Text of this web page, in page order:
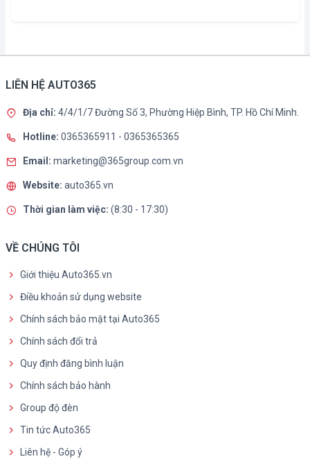
LIÊN HỆ AUTO365
Địa chỉ: 4/4/1/7 Đường Số 3, Phường Hiệp Bình, TP. Hồ Chí Minh.
Hotline: 0365365911 - 0365365365
Email: marketing@365group.com.vn
Website: auto365.vn
Thời gian làm việc: (8:30 - 17:30)
VỀ CHÚNG TÔI
Giới thiệu Auto365.vn
Điều khoản sử dụng website
Chính sách bảo mật tại Auto365
Chính sách đổi trả
Quy định đăng bình luận
Chính sách bảo hành
Group độ đèn
Tin tức Auto365
Liên hệ - Góp ý